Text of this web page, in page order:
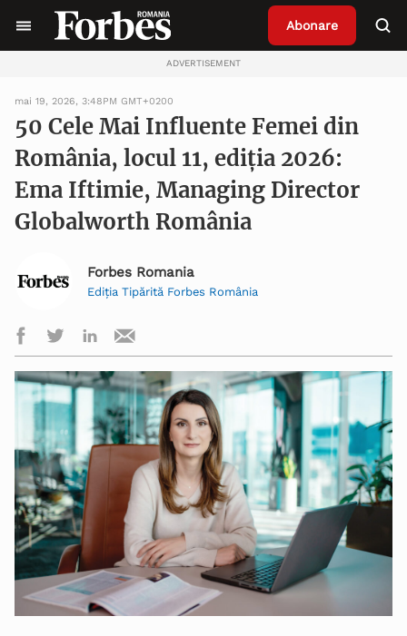
Abonare
ADVERTISEMENT
mai 19, 2026, 3:48PM GMT+0200
50 Cele Mai Influente Femei din
România, locul 11, ediția 2026:
Ema Iftimie, Managing Director
Globalworth România
Forbes Romania
Ediția Tipărită Forbes România